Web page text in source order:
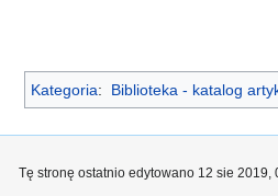
Kategoria: Biblioteka - katalog
Tę stronę ostatnio edytowano 12 sie 2019,